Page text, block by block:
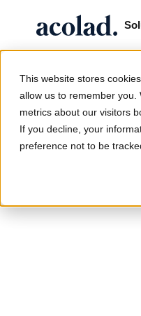
This website stores
allow us to remember
metrics about our visitors
If you decline, your
preference not to be
Home /